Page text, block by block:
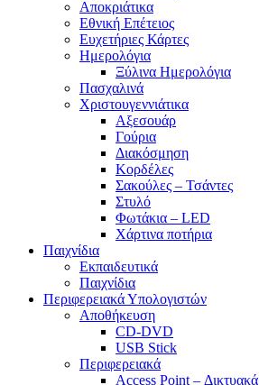
Αποκριάτικα
Εθνική Επέτειος
Ευχετήριες Κάρτες
Ημερολόγια
Ξύλινα Ημερολόγια
Πασχαλινά
Χριστουγεννιάτικα
Αξεσουάρ
Γούρια
Διακόσμηση
Κορδέλες
Σακούλες – Τσάντες
Στυλό
Φωτάκια – LED
Χάρτινα ποτήρια
Παιχνίδια
Εκπαιδευτικά
Παιχνίδια
Περιφερειακά Υπολογιστών
Αποθήκευση
CD-DVD
USB Stick
Περιφερειακά
Access Point – Δικτυακά